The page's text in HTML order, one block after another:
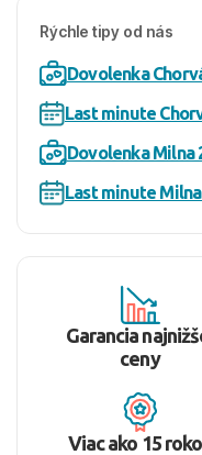
Rýchle tipy od nás
Dovolenka
Last minute
Dovolenka Milna
Last minute
Garancia
ceny
Viac ako 15